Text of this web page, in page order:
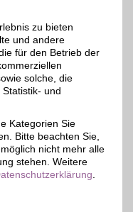
bei der
zusätzlich.
Partnerprofil
Klassiker
Trends:
größter
für Fashion
bietet OTTO
zu bieten
und andere
für den Betrieb der
solche, die
und
Kategorien Sie
Bitte beachten Sie,
nicht mehr alle
stehen. Weitere